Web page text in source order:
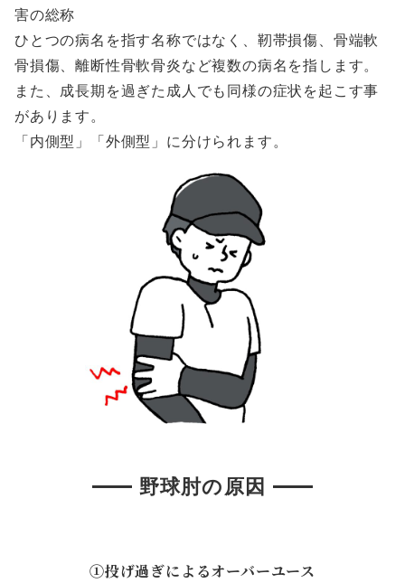
害の総称
ひとつの病名を指す名称ではなく、靭帯損傷、骨端軟
骨損傷、離断性骨軟骨炎など複数の病名を指します。
また、成長期を過ぎた成人でも同様の症状を起こす事
があります。
「内側型」「外側型」に分けられます。
野球肘の原因
①投げ過ぎによるオーバーユース